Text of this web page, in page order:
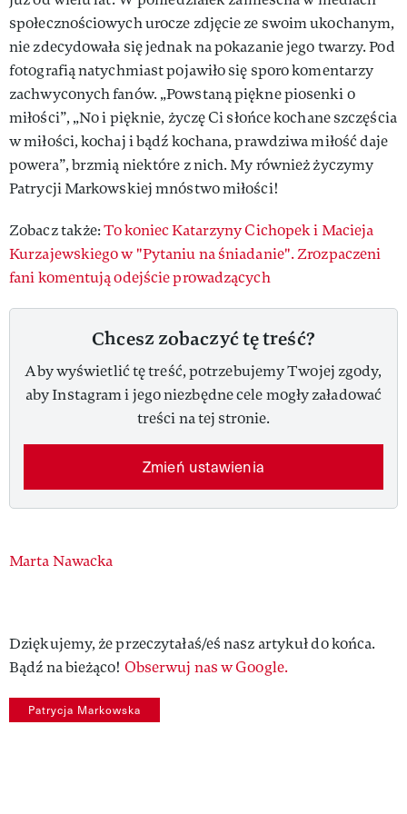
społecznościowych urocze zdjęcie ze swoim ukochanym,
nie zdecydowała się jednak na pokazanie jego twarzy. Pod
fotografią natychmiast pojawiło się sporo komentarzy
zachwyconych fanów. „Powstaną piękne piosenki o
miłości”, „No i pięknie, życzę Ci słońce kochane szczęścia
w miłości, kochaj i bądź kochana, prawdziwa miłość daje
powera”, brzmią niektóre z nich. My również życzymy
Patrycji Markowskiej mnóstwo miłości!
Zobacz także:To koniec Katarzyny Cichopek i Macieja
Kurzajewskiego w "Pytaniu na śniadanie". Zrozpaczeni
fani komentują odejście prowadzących
Chcesz zobaczyć tę treść?
Aby wyświetlić tę treść, potrzebujemy Twojej zgody,
aby Instagram i jego niezbędne cele mogły załadować
treści na tej stronie.
Zmień ustawienia
Authors
Marta Nawacka
Dziękujemy, że przeczytałaś/eś nasz artykuł do końca.
Bądź na bieżąco! Obserwuj nas w Google.
Patrycja Markowska